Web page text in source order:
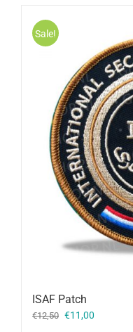
Sale!
ISAF Patch
€12,50 Oorspronkelijke
€11,00